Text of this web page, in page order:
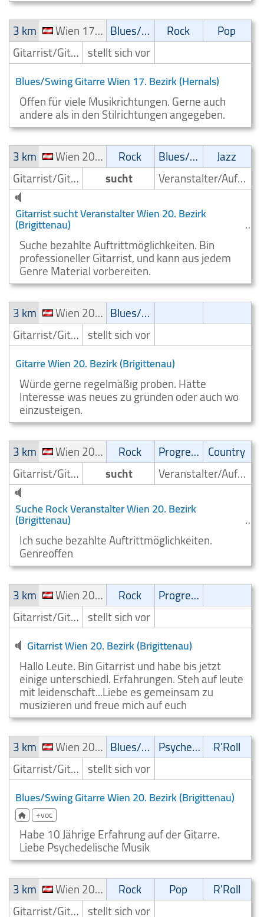
3 km
Wien 17. Bezirk (Hernals) Blues/Swing Rock
Pop
Gitarrist/Gitarrenspieler stellt sich vor
Blues/Swing Gitarre Wien 17. Bezirk (Hernals)
Offen für viele Musikrichtungen. Gerne auch
andere als in den Stilrichtungen angegeben.
3 km
Wien 20. Bezirk (Brigittenau) Rock Blues/Swing
Jazz
Gitarrist/Gitarrenspieler
sucht Veranstalter/Auftrittsmoeglichkeit
Gitarrist sucht Veranstalter Wien 20. Bezirk
(Brigittenau)
Suche bezahlte Auftrittmöglichkeiten. Bin
professioneller Gitarrist, und kann aus jedem
Genre Material vorbereiten.
3 km
Wien 20. Bezirk (Brigittenau)
Blues/Swing
Gitarrist/Gitarrenspieler stellt sich vor
Gitarre Wien 20. Bezirk (Brigittenau)
Würde gerne regelmäßig proben. Hätte
Interesse was neues zu gründen oder auch wo
einzusteigen.
3 km
Wien 20. Bezirk (Brigittenau) Rock Progressive Country
Gitarrist/Gitarrenspieler
sucht Veranstalter/Auftrittsmoeglichkeit
Suche Rock Veranstalter Wien 20. Bezirk
(Brigittenau)
Ich suche bezahlte Auftrittmöglichkeiten.
Genreoffen
3 km
Wien 20. Bezirk (Brigittenau) Rock
Progressive
Gitarrist/Gitarrenspieler stellt sich vor
Gitarrist Wien 20. Bezirk (Brigittenau)
Hallo Leute. Bin Gitarrist und habe bis jetzt
einige unterschiedl. Erfahrungen. Steh auf leute
mit leidenschaft...Liebe es gemeinsam zu
musizieren und freue mich auf euch
3 km
Wien 20. Bezirk (Brigittenau) Blues/Swing Psychedelic
R'Roll
Gitarrist/Gitarrenspieler stellt sich vor
Blues/Swing Gitarre Wien 20. Bezirk (Brigittenau)
+voc
Habe 10 Jährige Erfahrung auf der Gitarre.
Liebe Psychedelische Musik
3 km
Wien 20. Bezirk (Brigittenau) Rock Pop
R'Roll
Gitarrist/Gitarrenspieler stellt sich vor